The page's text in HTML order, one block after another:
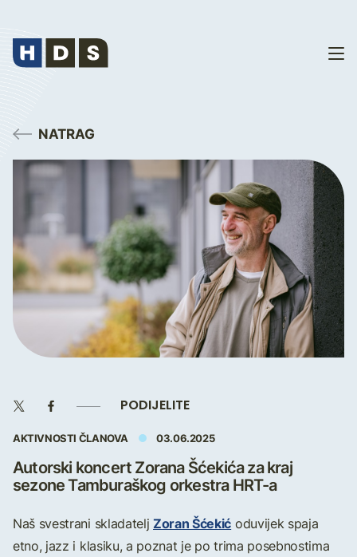
NATRAG
PODIJELITE
AKTIVNOSTI ČLANOVA 03.06.2025
Autorski koncert Zorana Šćekića za kraj
sezone Tamburaškog orkestra HRT-a
Naš svestrani skladatelj Zoran Šćekić oduvijek spaja
etno, jazz i klasiku, a poznat je po trima posebnostima